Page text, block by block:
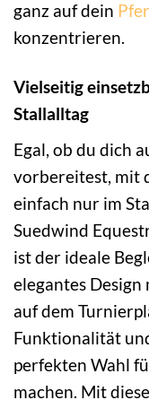
ganz auf dein
konzentrieren.
Vielseitig
Stallalltag
Egal, ob du dich
vorbereitest, mit
einfach nur im
Suedwind
ist der ideale
elegantes Design
auf dem
Funktionalität
perfekten Wahl
machen. Mit